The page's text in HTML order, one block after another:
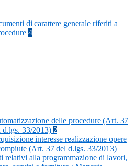
di carattere generale riferiti a
4
delle procedure (Art. 37
d.lgs. 33/2013) 2
interesse realizzazione opere
(Art. 37 del d.lgs. 33/2013)
relativi alla programmazione di lavori,